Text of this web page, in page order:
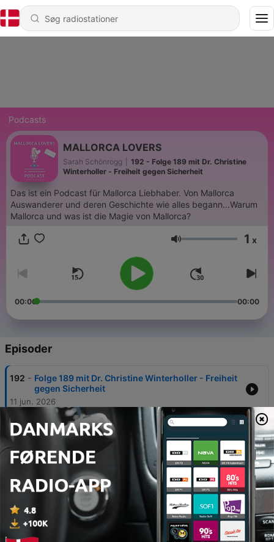
Podcasts
MALLORCA LOVERS
Sarah Schönrogg
192 - Folge 189 mit Dr. Christine
Winterholler - Freiheit gegen Sicherheit
Das ist ein Podcast für Mallorca Liebhaber. Von Mallorca
Auswanderer und deren Geschichte wie alles begann…Warum
Mallorca und was ist die Magie von Mallorca?
Lydstyrke 1 x
00:00 00:00
Episoder
192 - Folge 189 mit Dr. Christine Winterholler - Freiheit
gegen Sicherheit
11 jun. 2026
191 - Folge 188 mit Viktor Jonas - Raus aus dem
Hamsterrad
04 jun. 2026
Folge 187 mit Markus Schnitzler - Glücklich zu
sein ist eine Entscheidung
189 - Folge 186 mit Dorothee Fusenig - Next Level